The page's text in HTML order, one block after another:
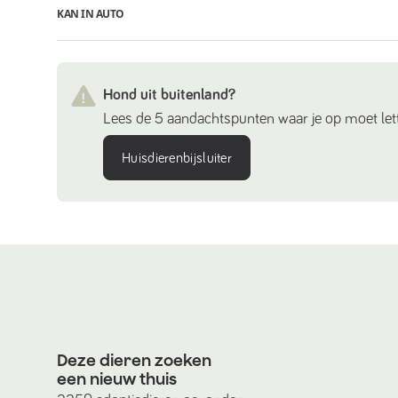
KAN IN AUTO
Hond uit buitenland?
Lees de 5 aandachtspunten waar je op moet
Huisdierenbijsluiter
Deze dieren zoeken
een nieuw thuis